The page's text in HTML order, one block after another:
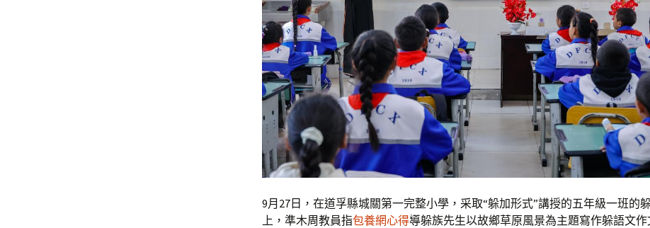
9月27日，在道孚縣城關第一完整小學，采取“躲加形式”講授的五年級一班的
上，準木周教員指包養網心得導躲族先生以故鄉草原風景為主題寫作躲語文作